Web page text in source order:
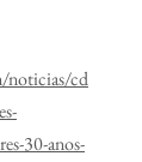
noticias/cd
30-anos-